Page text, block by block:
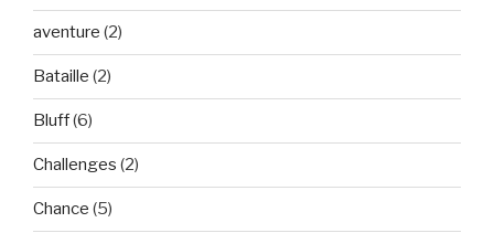
aventure (2)
Bataille (2)
Bluff(6)
Challenges (2)
Chance (5)